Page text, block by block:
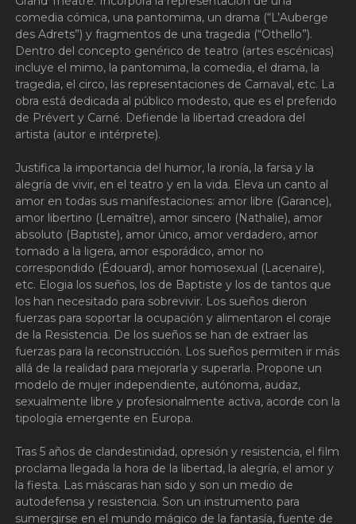
comedia cómica, una pantomima, un drama (“L’Auberge
des Adrets”) y fragmentos de una tragedia (“Othello”).
Dentro del concepto genérico de teatro (artes escénicas)
incluye el mimo, la pantomima, la comedia, el drama, la
tragedia, el circo, las representaciones de Carnaval, etc. La
obra está dedicada al público modesto, que es el preferido
de Prévert y Carné. Defiende la libertad creadora del
artista (autor e intérprete).
Justifica la importancia del humor, la ironía, la farsa y la
alegría de vivir, en el teatro y en la vida. Eleva un canto al
amor en todas sus manifestaciones: amor libre (Garance),
amor libertino (Lemaître), amor sincero (Nathalie), amor
absoluto (Baptiste), amor único, amor verdadero, amor
tomado a la ligera, amor esporádico, amor no
correspondido (Édouard), amor homosexual (Lacenaire),
etc. Elogia los sueños, los de Baptiste y los de tantos que
los han necesitado para sobrevivir. Los sueños dieron
fuerzas para soportar la ocupación y alimentaron el coraje
de la Resistencia. De los sueños se han de extraer las
fuerzas para la reconstrucción. Los sueños permiten ir más
allá de la realidad para mejorarla y superarla. Propone un
modelo de mujer independiente, autónoma, audaz,
sexualmente libre y profesionalmente activa, acorde con la
tipología emergente en Europa.
Tras 5 años de clandestinidad, opresión y resistencia, el film
proclama llegada la hora de la libertad, la alegría, el amor y
la fiesta. Las máscaras han sido y son un medio de
autodefensa y resistencia. Son un instrumento para
sumergirse en el mundo mágico de la fantasía, fuente de